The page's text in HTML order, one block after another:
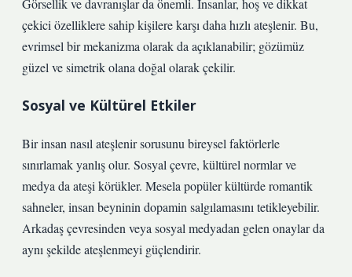
Görsellik ve davranışlar da önemli. İnsanlar, hoş ve dikkat
çekici özelliklere sahip kişilere karşı daha hızlı ateşlenir. Bu,
evrimsel bir mekanizma olarak da açıklanabilir; gözümüz
güzel ve simetrik olana doğal olarak çekilir.
Sosyal ve Kültürel Etkiler
Bir insan nasıl ateşlenir sorusunu bireysel faktörlerle
sınırlamak yanlış olur. Sosyal çevre, kültürel normlar ve
medya da ateşi körükler. Mesela popüler kültürde romantik
sahneler, insan beyninin dopamin salgılamasını tetikleyebilir.
Arkadaş çevresinden veya sosyal medyadan gelen onaylar da
aynı şekilde ateşlenmeyi güçlendirir.